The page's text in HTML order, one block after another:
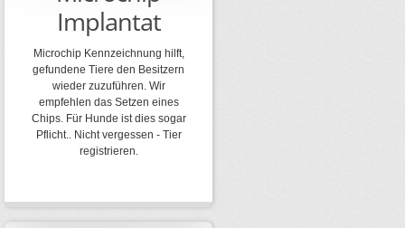
Implantat
Microchip Kennzeichnung hilft,
gefundene Tiere den Besitzern
wieder zuzuführen. Wir
empfehlen das Setzen eines
Chips. Für Hunde ist dies sogar
Pflicht.. Nicht vergessen - Tier
registrieren.